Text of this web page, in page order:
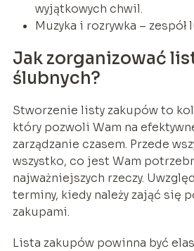
wyjątkowych chwil.
Muzyka i rozrywka – zespół
Jak zorganizować
ślubnych?
Stworzenie listy zakupów to
który pozwoli Wam na
zarządzanie czasem. Przede
wszystko, co jest Wam
najważniejszych rzeczy.
terminy, kiedy należy zająć się
zakupami.
Lista zakupów powinna być